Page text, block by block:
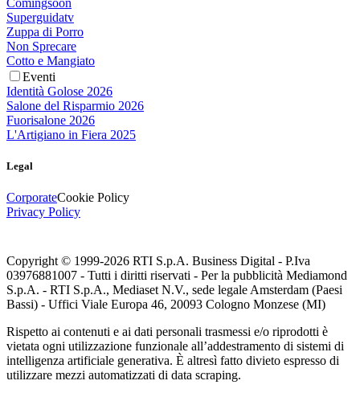
Superguidatv
Zuppa di Porro
Non Sprecare
Cotto e Mangiato
Eventi
Identità Golose 2026
Salone del Risparmio 2026
Fuorisalone 2026
L'Artigiano in Fiera 2025
Legal
CorporateCookie Policy
Privacy Policy
Copyright © 1999-2026 RTI S.p.A. Business Digital - P.Iva
03976881007 - Tutti i diritti riservati - Per la pubblicità Mediamond
S.p.A. - RTI S.p.A., Mediaset N.V., sede legale Amsterdam (Paesi
Bassi) - Uffici Viale Europa 46, 20093 Cologno Monzese (MI)
Rispetto ai contenuti e ai dati personali trasmessi e/o riprodotti è
vietata ogni utilizzazione funzionale all’addestramento di sistemi di
intelligenza artificiale generativa. È altresì fatto divieto espresso di
utilizzare mezzi automatizzati di data scraping.